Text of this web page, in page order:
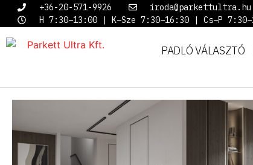
+36-20-571-9926
iroda@parkettultra.hu
H 7:30–13:00 | K–Sze 7:30–16:30 | Cs–P
PADLÓ VÁLASZTÓ